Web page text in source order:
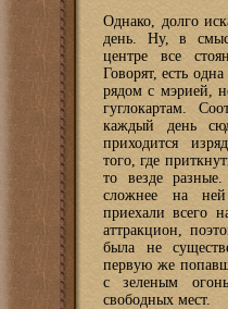
Однако, долго
день. Ну, в
центре все
Говорят, есть одна
рядом с мэрией,
гуглокартам.
каждый день
приходится
того, где
то везде
сложнее на
приехали всего
аттракцион,
была не
первую же
с зеленым
свободных мест.